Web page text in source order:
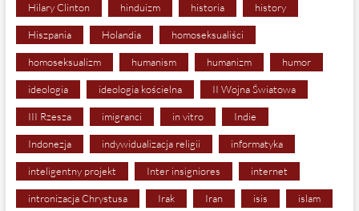
Hilary Clinton hinduizm historia history
Hiszpania Holandia homoseksualiści
homoseksualizm humanism humanizm humor
ideologia ideologia kościelna II Wojna Światowa
III Rzesza imigranci in vitro Indie
Indonezja indywidualizacja religii informatyka
inteligentny projekt Inter insigniores internet
intronizacja Chrystusa Irak Iran isis islam